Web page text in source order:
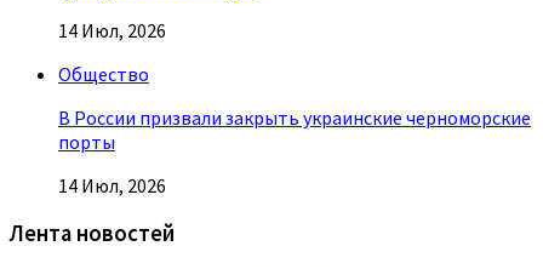
14 Июл, 2026
Общество
В России призвали закрыть украинские черноморские
порты
14 Июл, 2026
Лента новостей